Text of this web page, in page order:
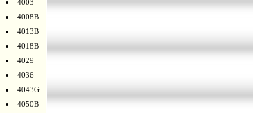
4003
4008B
4013B
4018B
4029
4036
4043G
4050B